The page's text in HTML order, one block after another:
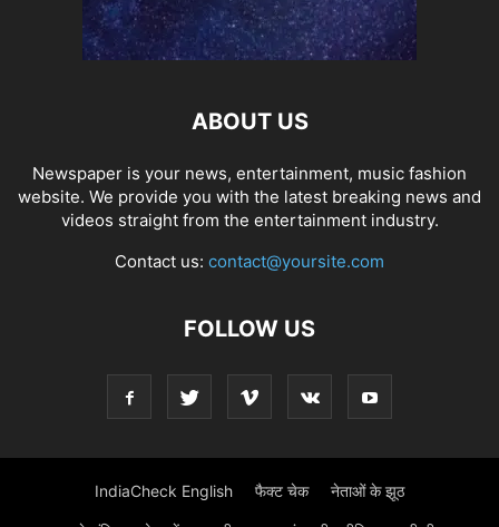
ABOUT US
Newspaper is your news, entertainment, music fashion
website. We provide you with the latest breaking news and
videos straight from the entertainment industry.
Contact us: contact@yoursite.com
FOLLOW US
IndiaCheck English फैक्ट चेक नेताओं के झूठ